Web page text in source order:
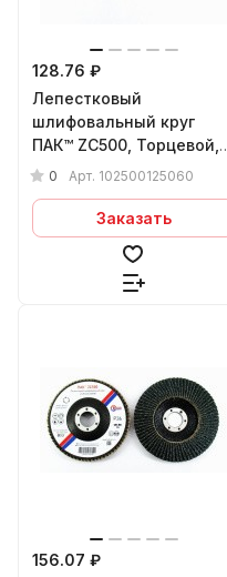
128.76 ₽
Лепестковый
шлифовальный круг
ПАК™ ZС500, Торцевой,
Конический, Ø125х22 мм,
0 Арт. 102500125060
Заказать
156.07 ₽